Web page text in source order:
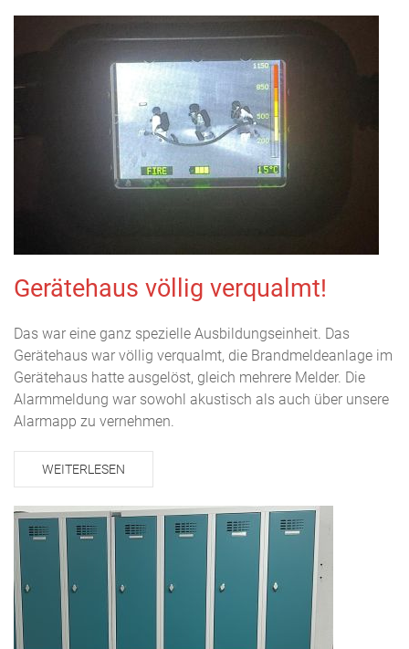
Gerätehaus völlig verqualmt!
Das war eine ganz spezielle Ausbildungseinheit. Das
Gerätehaus war völlig verqualmt, die Brandmeldeanlage im
Gerätehaus hatte ausgelöst, gleich mehrere Melder. Die
Alarmmeldung war sowohl akustisch als auch über unsere
Alarmapp zu vernehmen.
WEITERLESEN